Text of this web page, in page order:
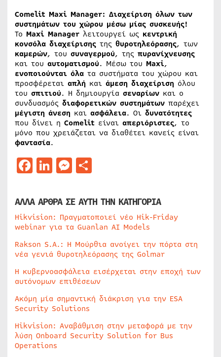
Comelit Maxi Manager: Διαχείριση όλων των
συστημάτων του χώρου μέσω μίας συσκευής!
Το Maxi Manager λειτουργεί ως κεντρική
κονσόλα διαχείρισης της θυροτηλεόρασης, των
καμερών, του συναγερμού, της πυρανίχνευσης
και του αυτοματισμού. Μέσω του Maxi,
ενοποιούνται όλα τα συστήματα του χώρου και
προσφέρεται απλή και άμεση διαχείριση όλου
του σπιτιού. H δημιουργία σεναρίων και ο
συνδυασμός διαφορετικών συστημάτων παρέχει
μέγιστη άνεση και ασφάλεια. Οι δυνατότητες
που δίνει η Comelit είναι απεριόριστες, το
μόνο που χρειάζεται να διαθέτει κανείς είναι
φαντασία.
Facebook
LinkedIn
Messenger
ΑΛΛΑ ΑΡΘΡΑ ΣΕ ΑΥΤΗ ΤΗΝ ΚΑΤΗΓΟΡΙΑ
Hikvision: Πραγματοποιεί νέο Hik-Friday
webinar για τα Guanlan AI Models
Rakson S.A.: Η Μούρθια ανοίγει την πόρτα στη
νέα γενιά θυροτηλεόρασης της Golmar
Η κυβερνοασφάλεια εισέρχεται στην εποχή των
αυτόνομων επιθέσεων
Ακόμη μία σημαντική διάκριση για την ESA
Security Solutions
Hikvision: Αναβάθμιση στην μεταφορά με την
λύση Onboard Security Solution for Bus
Operations